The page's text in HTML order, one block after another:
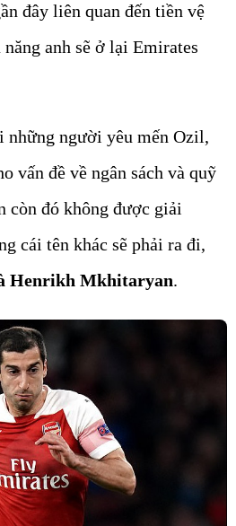
đây liên quan đến tiền vệ
anh sẽ ở lại Emirates
người yêu mến Ozil,
vấn đề về ngân sách và quỹ
còn đó không được giải
cái tên khác sẽ phải ra đi,
Henrikh Mkhitaryan.